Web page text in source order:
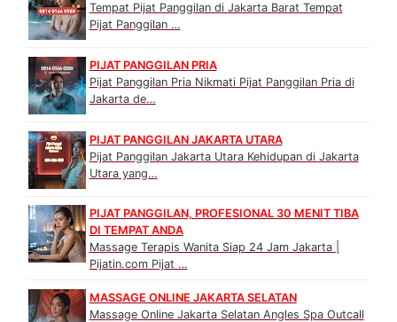
Tempat Pijat Panggilan di Jakarta Barat Tempat
Pijat Panggilan …
PIJAT PANGGILAN PRIA
Pijat Panggilan Pria Nikmati Pijat Panggilan Pria di
Jakarta de…
PIJAT PANGGILAN JAKARTA UTARA
Pijat Panggilan Jakarta Utara Kehidupan di Jakarta
Utara yang…
PIJAT PANGGILAN, PROFESIONAL 30 MENIT TIBA
DI TEMPAT ANDA
Massage Terapis Wanita Siap 24 Jam Jakarta |
Pijatin.com Pijat …
MASSAGE ONLINE JAKARTA SELATAN
Massage Online Jakarta Selatan Angles Spa Outcall